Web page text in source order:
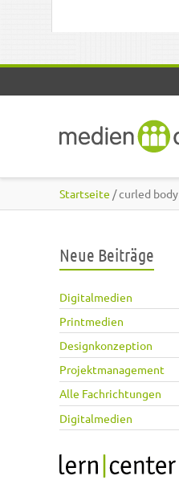
Startseite / curled body
Neue Beiträge
Digitalmedien
Printmedien
Designkonzeption
Projektmanagement
Alle Fachrichtungen
Digitalmedien